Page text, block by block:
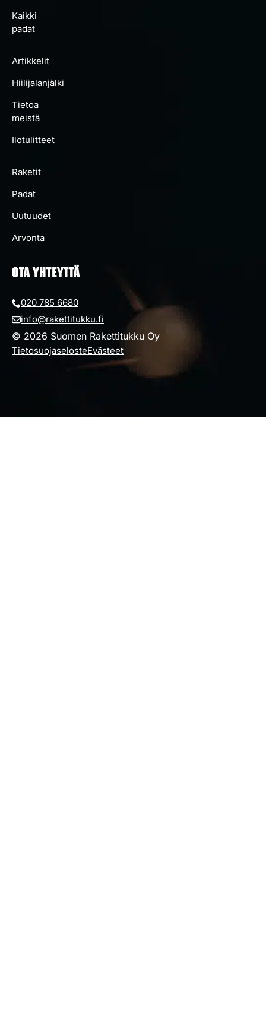
© 2026 Suomen Rakettitukku Oy
TietosuojaselosteEvästeet
Kaikki
padat
Artikkelit
Hiilijalanjälki
Tietoa
meistä
Ilotulitteet
Raketit
Padat
Uutuudet
Arvonta
OTA YHTEYTTÄ
020 785 6680
info@rakettitukku.fi